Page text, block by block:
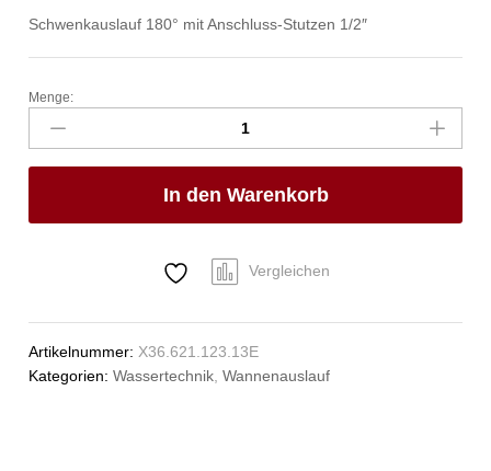
Schwenkauslauf 180° mit Anschluss-Stutzen 1/2″
pro
Wandauslauf
1/2"
Anzahl
Menge:
In den Warenkorb
Vergleichen
Artikelnummer:X36.621.123.13E
Kategorien:Wassertechnik,Wannenauslauf